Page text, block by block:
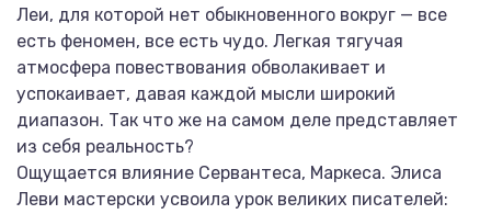
Леи, для которой нет обыкновенного вокруг — все
есть феномен, все есть чудо. Легкая тягучая
атмосфера повествования обволакивает и
успокаивает, давая каждой мысли широкий
диапазон. Так что же на самом деле представляет
из себя реальность?
Ощущается влияние Сервантеса, Маркеса. Элиса
Леви мастерски усвоила урок великих писателей: